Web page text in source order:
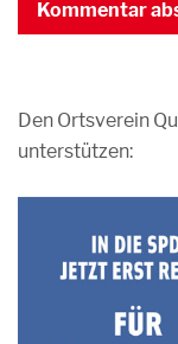
Den Ortsverein
unterstützen: